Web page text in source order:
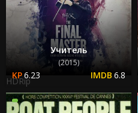
Учитель
(2015)
6.23 6.8
HDRip